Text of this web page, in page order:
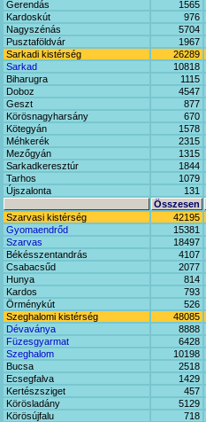
Gerendás
1565
Kardoskút
976
Nagyszénás
5704
Pusztaföldvár
1967
Sarkadi kistérség
26289
Sarkad
10818
Biharugra
1115
Doboz
4547
Geszt
877
Körösnagyharsány
670
Kötegyán
1578
Méhkerék
2315
Mezőgyán
1315
Sarkadkeresztúr
1844
Tarhos
1079
Újszalonta
131
Összesen
Szarvasi kistérség
42195
Gyomaendrőd
15381
Szarvas
18497
Békésszentandrás
4107
Csabacsűd
2077
Hunya
814
Kardos
793
Örménykút
526
Szeghalomi kistérség
48085
Dévaványa
8888
Füzesgyarmat
6428
Szeghalom
10198
Bucsa
2518
Ecsegfalva
1429
Kertészsziget
457
Körösladány
5129
Körösújfalu
718